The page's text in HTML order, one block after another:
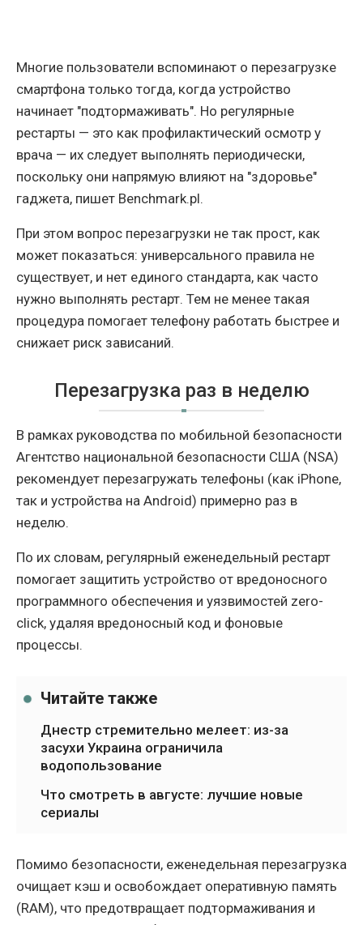
Многие пользователи вспоминают о перезагрузке
смартфона только тогда, когда устройство
начинает "подтормаживать". Но регулярные
рестарты — это как профилактический осмотр у
врача — их следует выполнять периодически,
поскольку они напрямую влияют на "здоровье"
гаджета, пишет Benchmark.pl.
При этом вопрос перезагрузки не так прост, как
может показаться: универсального правила не
существует, и нет единого стандарта, как часто
нужно выполнять рестарт. Тем не менее такая
процедура помогает телефону работать быстрее и
снижает риск зависаний.
Перезагрузка раз в неделю
В рамках руководства по мобильной безопасности
Агентство национальной безопасности США (NSA)
рекомендует перезагружать телефоны (как iPhone,
так и устройства на Android) примерно раз в
неделю.
По их словам, регулярный еженедельный рестарт
помогает защитить устройство от вредоносного
программного обеспечения и уязвимостей zero-
click, удаляя вредоносный код и фоновые
процессы.
Читайте также
Днестр стремительно мелеет: из-за
засухи Украина ограничила
водопользование
Что смотреть в августе: лучшие новые
сериалы
Помимо безопасности, еженедельная перезагрузка
очищает кэш и освобождает оперативную память
(RAM), что предотвращает подтормаживания и